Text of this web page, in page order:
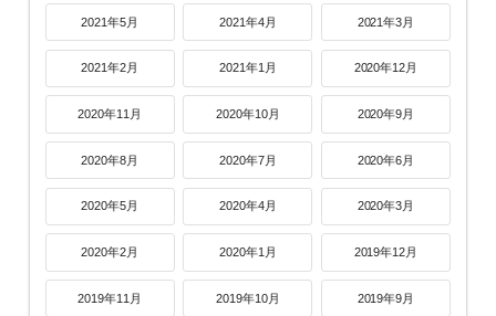
2021年5月 2021年4月 2021年3月
2021年2月 2021年1月 2020年12月
2020年11月 2020年10月 2020年9月
2020年8月 2020年7月 2020年6月
2020年5月 2020年4月 2020年3月
2020年2月 2020年1月 2019年12月
2019年11月 2019年10月 2019年9月